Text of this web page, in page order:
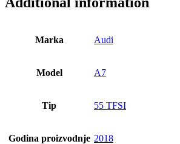
Marka Audi
Model A7
Tip 55 TFSI
Godina proizvodnje 2018